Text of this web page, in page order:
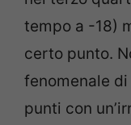
tempo a -18)
certo punto.
fenomenale di
punti con